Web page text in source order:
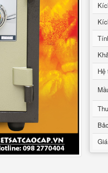
Hệ
Giá